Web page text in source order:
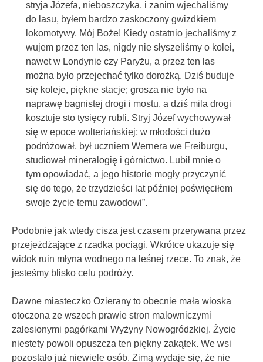
stryja Józefa, nieboszczyka, i zanim wjechaliśmy
do lasu, byłem bardzo zaskoczony gwizdkiem
lokomotywy. Mój Boże! Kiedy ostatnio jechaliśmy z
wujem przez ten las, nigdy nie słyszeliśmy o kolei,
nawet w Londynie czy Paryżu, a przez ten las
można było przejechać tylko dorożką. Dziś buduje
się koleje, piękne stacje; grosza nie było na
naprawę bagnistej drogi i mostu, a dziś mila drogi
kosztuje sto tysięcy rubli. Stryj Józef wychowywał
się w epoce wolteriańskiej; w młodości dużo
podróżował, był uczniem Wernera we Freiburgu,
studiował mineralogię i górnictwo. Lubił mnie o
tym opowiadać, a jego historie mogły przyczynić
się do tego, że trzydzieści lat później poświęciłem
swoje życie temu zawodowi”.
Podobnie jak wtedy cisza jest czasem przerywana przez
przejeżdżające z rzadka pociągi. Wkrótce ukazuje się
widok ruin młyna wodnego na leśnej rzece. To znak, że
jesteśmy blisko celu podróży.
Dawne miasteczko Ozierany to obecnie mała wioska
otoczona ze wszech prawie stron malowniczymi
zalesionymi pagórkami Wyżyny Nowogródzkiej. Życie
niestety powoli opuszcza ten piękny zakątek. We wsi
pozostało już niewiele osób. Zimą wydaje się, że nie